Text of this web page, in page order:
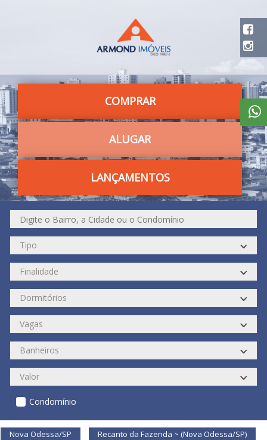
COMPRAR
ALUGAR
LANÇAMENTOS
Condomínio
Nova Odessa/SP Recanto da Fazenda ~ (Nova Odessa/SP)